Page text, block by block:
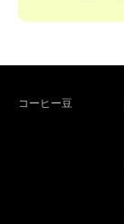
コーヒー豆